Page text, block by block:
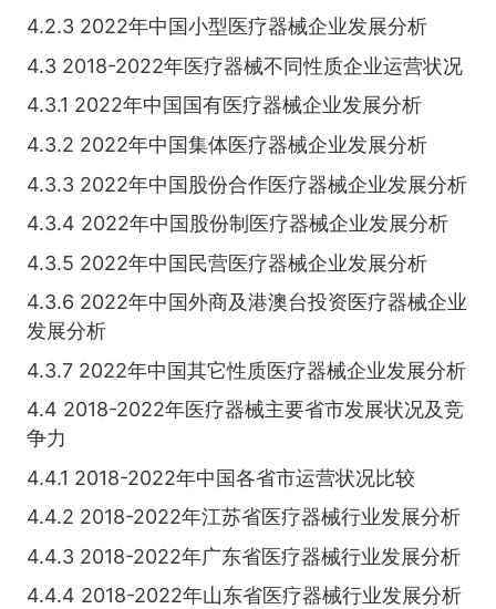
4.2.3 2022年中国小型医疗器械企业发展分析
4.3 2018-2022年医疗器械不同性质企业运营状况
4.3.1 2022年中国国有医疗器械企业发展分析
4.3.2 2022年中国集体医疗器械企业发展分析
4.3.3 2022年中国股份合作医疗器械企业发展分析
4.3.4 2022年中国股份制医疗器械企业发展分析
4.3.5 2022年中国民营医疗器械企业发展分析
4.3.6 2022年中国外商及港澳台投资医疗器械企业
发展分析
4.3.7 2022年中国其它性质医疗器械企业发展分析
4.4 2018-2022年医疗器械主要省市发展状况及竞
争力
4.4.1 2018-2022年中国各省市运营状况比较
4.4.2 2018-2022年江苏省医疗器械行业发展分析
4.4.3 2018-2022年广东省医疗器械行业发展分析
4.4.4 2018-2022年山东省医疗器械行业发展分析